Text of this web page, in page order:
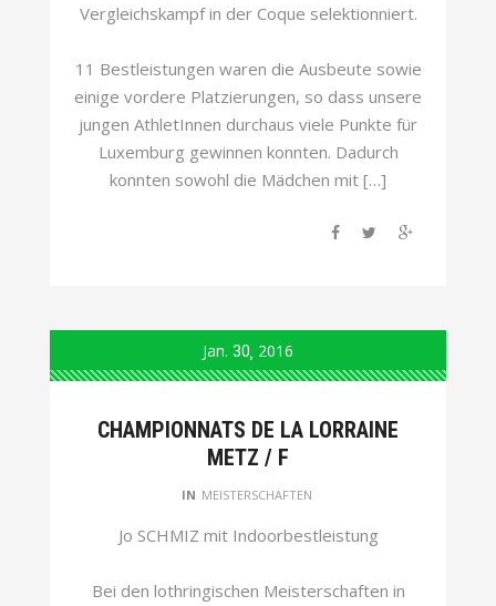
Vergleichskampf in der Coque selektionniert.
11 Bestleistungen waren die Ausbeute sowie
einige vordere Platzierungen, so dass unsere
jungen AthletInnen durchaus viele Punkte für
Luxemburg gewinnen konnten. Dadurch
konnten sowohl die Mädchen mit […]
Jan. 30 2016
CHAMPIONNATS DE LA LORRAINE
METZ / F
IN MEISTERSCHAFTEN
Jo SCHMIZ mit Indoorbestleistung
Bei den lothringischen Meisterschaften in